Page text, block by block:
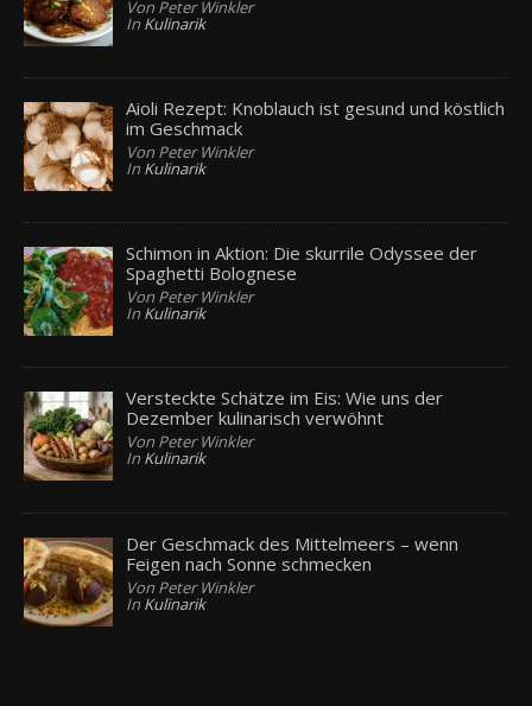
Von Peter Winkler
In Kulinarik
Aioli Rezept: Knoblauch ist gesund und köstlich
im Geschmack
Von Peter Winkler
In Kulinarik
Schimon in Aktion: Die skurrile Odyssee der
Spaghetti Bolognese
Von Peter Winkler
In Kulinarik
Versteckte Schätze im Eis: Wie uns der
Dezember kulinarisch verwöhnt
Von Peter Winkler
In Kulinarik
Der Geschmack des Mittelmeers – wenn
Feigen nach Sonne schmecken
Von Peter Winkler
In Kulinarik